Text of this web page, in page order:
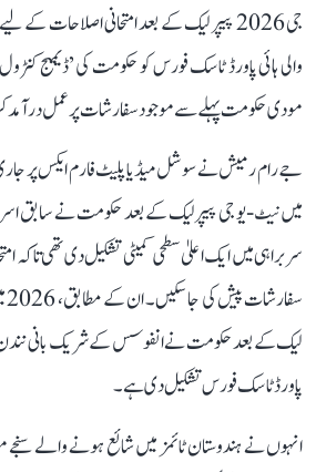
جی 2026 پیپر لیک کے بعد امتحانی اصلاحات
والی ہائی پاورڈ ٹاسک فورس کو حکومت کی ’ڈیمیج
مودی حکومت پہلے سے موجود سفارشات پر عمل درآمد
میں نیٹ-یو جی پیپر لیک کے بعد حکومت نے سابق
سربراہی میں ایک اعلیٰ سطحی کمیٹی تشکیل دی تھی تاکہ
لیک کے بعد حکومت نے انفوسس کے شریک بانی نندن
پاورڈ ٹاسک فورس تشکیل دی ہے۔
انہوں نے ہندوستان ٹائمز میں شائع ہونے والے سنجے